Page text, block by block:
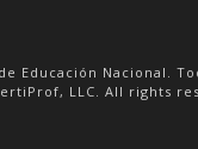
Nacional.
LLC. All rights